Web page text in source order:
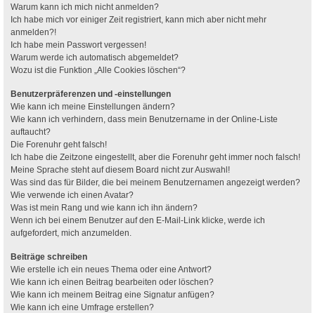
Warum kann ich mich nicht anmelden?
Ich habe mich vor einiger Zeit registriert, kann mich aber nicht mehr
anmelden?!
Ich habe mein Passwort vergessen!
Warum werde ich automatisch abgemeldet?
Wozu ist die Funktion „Alle Cookies löschen“?
Benutzerpräferenzen und -einstellungen
Wie kann ich meine Einstellungen ändern?
Wie kann ich verhindern, dass mein Benutzername in der Online-Liste
auftaucht?
Die Forenuhr geht falsch!
Ich habe die Zeitzone eingestellt, aber die Forenuhr geht immer noch falsch!
Meine Sprache steht auf diesem Board nicht zur Auswahl!
Was sind das für Bilder, die bei meinem Benutzernamen angezeigt werden?
Wie verwende ich einen Avatar?
Was ist mein Rang und wie kann ich ihn ändern?
Wenn ich bei einem Benutzer auf den E-Mail-Link klicke, werde ich
aufgefordert, mich anzumelden.
Beiträge schreiben
Wie erstelle ich ein neues Thema oder eine Antwort?
Wie kann ich einen Beitrag bearbeiten oder löschen?
Wie kann ich meinem Beitrag eine Signatur anfügen?
Wie kann ich eine Umfrage erstellen?